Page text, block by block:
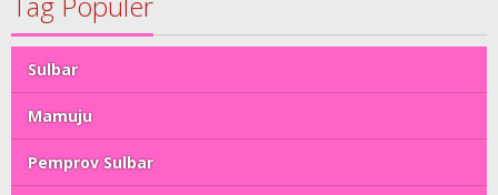
Sulbar
Mamuju
Pemprov Sulbar